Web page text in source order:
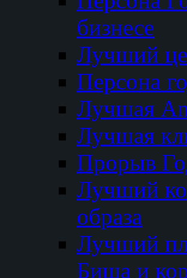
бизнесе
Лучший
Персона
Лучшая
Лучшая
Прорыв
Лучший
образа
Лучший
Биша и